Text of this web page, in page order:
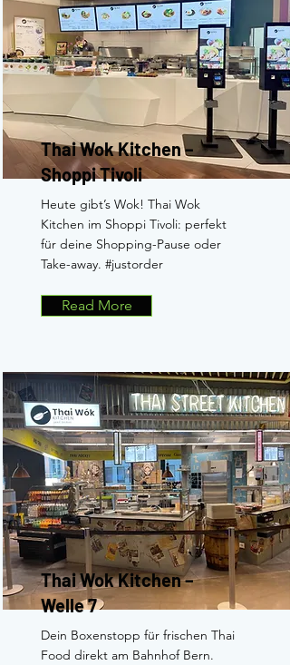
Thai Wok Kitchen –
Shoppi Tivoli
Heute gibt’s Wok! Thai Wok
Kitchen im Shoppi Tivoli: perfekt
für deine Shopping-Pause oder
Take-away. #justorder
Read More
Thai Wok Kitchen –
Welle 7
Dein Boxenstopp für frischen Thai
Food direkt am Bahnhof Bern.